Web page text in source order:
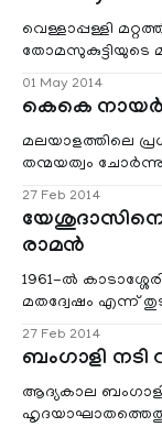
വെള്ളാപ്പള്ളി
തോമസുകുട്ടിയുടെ
റോഷന്റെ
01 May 2014
കെകെ നായര്‍
മലയാളത്തിലെ
തന്മയത്വം
വിവര്‍ത്തനം
കെകെ നായര്‍
27 Feb 2014
രാമന്‍
1961-ല്‍
മതദ്വേഷം എന്ന്
ജീവിതം തുടങ്ങിത്
27 Feb 2014
ബംഗാളി
ആദ്യകാല ബംഗാളി